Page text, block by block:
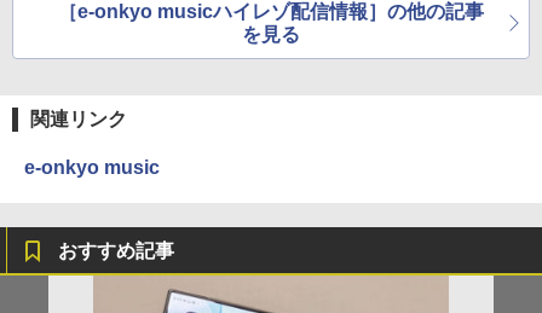
［e-onkyo musicハイレゾ配信情報］の他の記事
を見る
関連リンク
e-onkyo music
おすすめ記事